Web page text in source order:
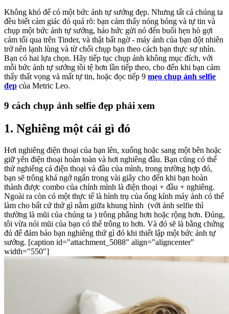
Không khó để có một bức ảnh tự sướng đẹp. Nhưng tất cả chúng ta
đều biết cảm giác đó quá rõ: bạn cảm thấy nóng bỏng và tự tin và
chụp một bức ảnh tự sướng, háo hức gửi nó đến buổi hẹn hò gợi
cảm tối qua trên Tinder, và thật bất ngờ - máy ảnh của bạn đột nhiên
trở nên lạnh lùng và từ chối chụp bạn theo cách bạn thực sự nhìn.
Bạn có hai lựa chọn. Hãy tiếp tục chụp ảnh không mục đích, với
mỗi bức ảnh tự sướng tồi tệ hơn lần tiếp theo, cho đến khi bạn cảm
thấy thất vọng và mất tự tin, hoặc đọc tiếp 9 mẹo chụp ảnh selfie
đẹp của Metric Leo.
9 cách chụp ảnh selfie đẹp phải xem
1. Nghiêng một cái gì đó
Hơi nghiêng điện thoại của bạn lên, xuống hoặc sang một bên hoặc
giữ yên điện thoại hoàn toàn và hơi nghiêng đầu. Bạn cũng có thể
thử nghiêng cả điện thoại và đầu của mình, trong trường hợp đó,
bạn sẽ trông khá ngớ ngẩn trong vài giây cho đến khi bạn hoàn
thành được combo của chính mình là điện thoại + đầu + nghiêng.
Ngoài ra còn có một thực tế là hình trụ của ống kính máy ảnh có thể
làm cho bất cứ thứ gì nằm giữa khung hình ⁠ (với ảnh selfie thì
thường là mũi của chúng ta ) trông phẳng hơn hoặc rộng hơn. Đúng,
tôi vừa nói mũi của bạn có thể trông to hơn. Và đó sẽ là bằng chứng
đủ để đảm bảo bạn nghiêng thứ gì đó khi thiết lập một bức ảnh tự
sướng. [caption id="attachment_5088" align="aligncenter"
width="550"]